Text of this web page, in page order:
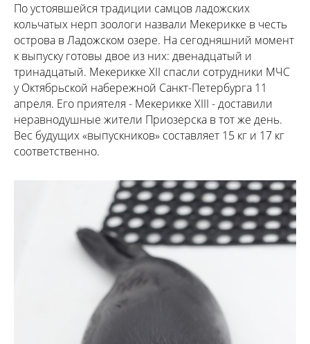
По устоявшейся традиции самцов ладожских
кольчатых нерп зоологи назвали Мекерикке в честь
острова в Ладожском озере. На сегодняшний момент
к выпуску готовы двое из них: двенадцатый и
тринадцатый. Мекерикке ХII спасли сотрудники МЧС
у Октябрьской набережной Санкт-Петербурга 11
апреля. Его приятеля - Мекерикке ХIII - доставили
неравнодушные жители Приозерска в тот же день.
Вес будущих «выпускников» составляет 15 кг и 17 кг
соответственно.